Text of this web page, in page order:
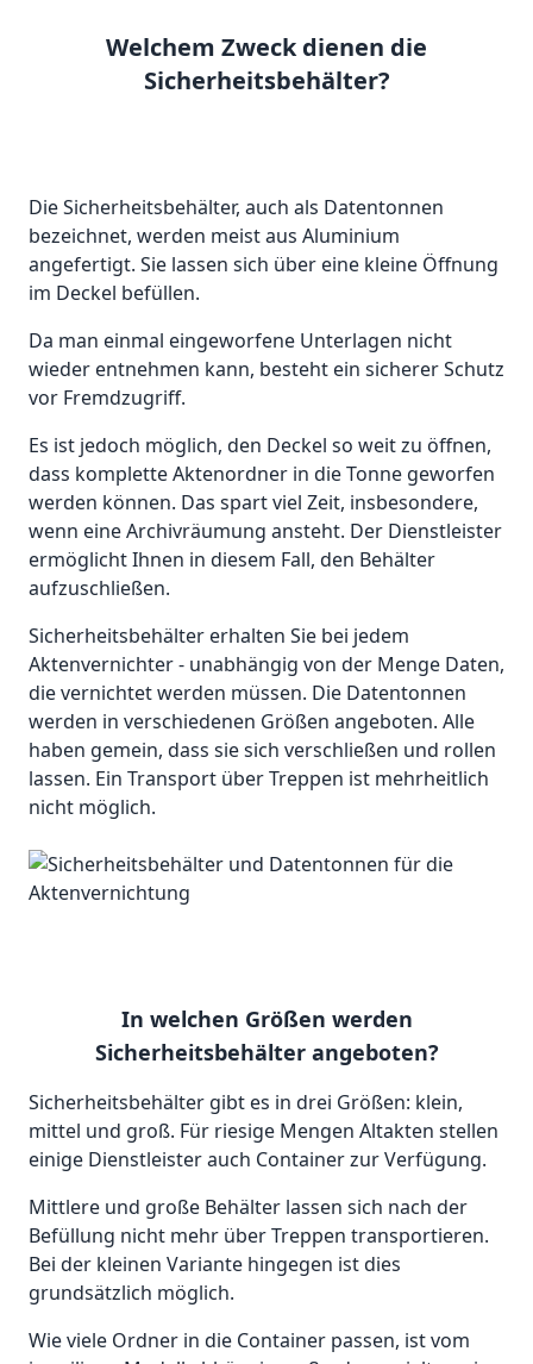
Welchem Zweck dienen die
Sicherheitsbehälter?
Die Sicherheitsbehälter, auch als Datentonnen
bezeichnet, werden meist aus Aluminium
angefertigt. Sie lassen sich über eine kleine Öffnung
im Deckel befüllen.
Da man einmal eingeworfene Unterlagen nicht
wieder entnehmen kann, besteht ein sicherer Schutz
vor Fremdzugriff.
Es ist jedoch möglich, den Deckel so weit zu öffnen,
dass komplette Aktenordner in die Tonne geworfen
werden können. Das spart viel Zeit, insbesondere,
wenn eine Archivräumung ansteht. Der Dienstleister
ermöglicht Ihnen in diesem Fall, den Behälter
aufzuschließen.
Sicherheitsbehälter erhalten Sie bei jedem
Aktenvernichter - unabhängig von der Menge Daten,
die vernichtet werden müssen. Die Datentonnen
werden in verschiedenen Größen angeboten. Alle
haben gemein, dass sie sich verschließen und rollen
lassen. Ein Transport über Treppen ist mehrheitlich
nicht möglich.
In welchen Größen werden
Sicherheitsbehälter angeboten?
Sicherheitsbehälter gibt es in drei Größen: klein,
mittel und groß. Für riesige Mengen Altakten stellen
einige Dienstleister auch Container zur Verfügung.
Mittlere und große Behälter lassen sich nach der
Befüllung nicht mehr über Treppen transportieren.
Bei der kleinen Variante hingegen ist dies
grundsätzlich möglich.
Wie viele Ordner in die Container passen, ist vom